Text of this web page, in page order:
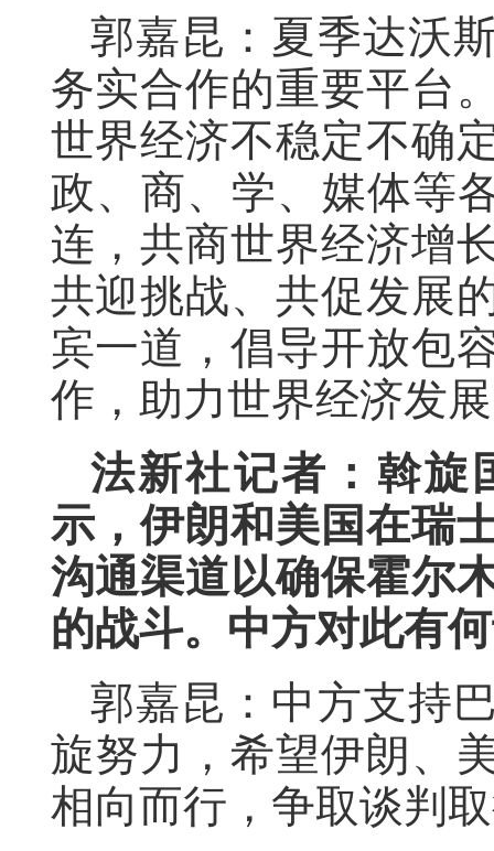
郭嘉昆：夏季达沃
务实合作的重要平台
世界经济不稳定不确
政、商、学、媒体等
连，共商世界经济增
共迎挑战、共促发展
宾一道，倡导开放包
作，助力世界经济发
法新社记者：斡旋
示，伊朗和美国在瑞
沟通渠道以确保霍尔
的战斗。中方对此有
郭嘉昆：中方支持
旋努力，希望伊朗、
相向而行，争取谈判